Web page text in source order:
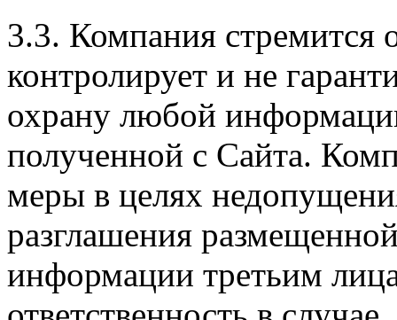
3.3. Компания стремится
контролирует и не
охрану любой
полученной с Сайта.
меры в целях
разглашения
информации третьим